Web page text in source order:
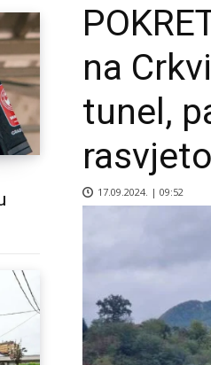
na
tunel,
17.09.2024. | 09:52